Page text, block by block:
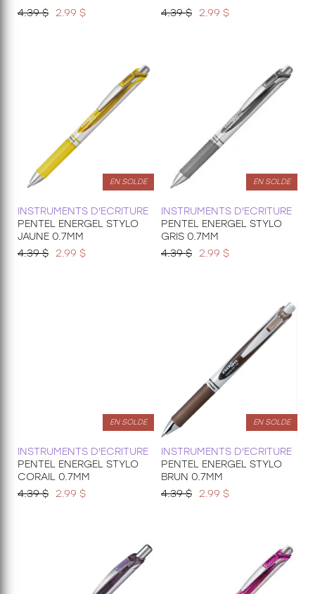
4.39 $ 2.99 $
4.39 $ 2.99 $
EN SOLDE
INSTRUMENTS D'ECRITURE
PENTEL ENERGEL STYLO
JAUNE 0.7MM
4.39 $ 2.99 $
EN SOLDE
INSTRUMENTS D'ECRITURE
PENTEL ENERGEL STYLO
GRIS 0.7MM
4.39 $ 2.99 $
EN SOLDE
INSTRUMENTS D'ECRITURE
PENTEL ENERGEL STYLO
CORAIL 0.7MM
4.39 $ 2.99 $
EN SOLDE
INSTRUMENTS D'ECRITURE
PENTEL ENERGEL STYLO
BRUN 0.7MM
4.39 $ 2.99 $